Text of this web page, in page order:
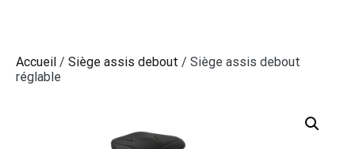
Accueil / Siège assis debout / Siège assis debout
réglable